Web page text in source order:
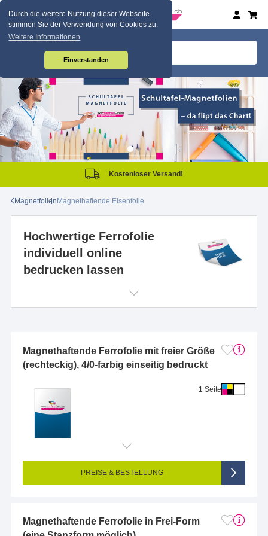
Durch die weitere Nutzung dieser Webseite
stimmen Sie der Verwendung von Cookies zu.
Weitere Informationen
Einverstanden
Kostenloser Versand!
MagnetfolienMagnethaftende Eisenfolie
Hochwertige Ferrofolie
individuell online
bedrucken lassen
Magnethaftende Ferrofolie mit freier Größe
(rechteckig), 4/0-farbig einseitig bedruckt
1 Seite
Endformat (bedruckte Fläche): 10 x 10 cm
Seitigkeit: 1-seitig (Vorderseite bedruckt, Rückseite unbedruckt)
4/0-farbig CMYK (vollfarbig bedruckt)
PREISE & BESTELLUNG
Magnethaftende Ferrofolie in Frei-Form